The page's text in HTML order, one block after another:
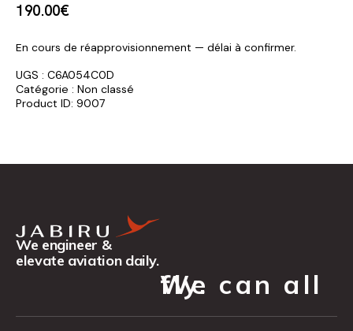
190.00€
En cours de réapprovisionnement — délai à confirmer.
UGS : C6A054C0D
Catégorie : Non classé
Product ID: 9007
We engineer &
elevate aviation daily.
We can all fly.